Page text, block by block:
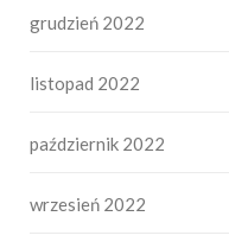
grudzień 2022
listopad 2022
październik 2022
wrzesień 2022